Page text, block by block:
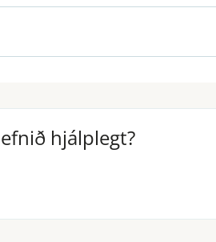
hjálplegt?
hjálplegt?